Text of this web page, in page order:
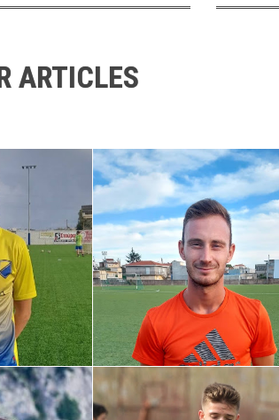
ARTICLES